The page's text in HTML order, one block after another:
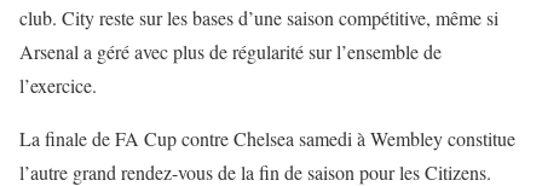
club. City reste sur les bases d’une saison compétitive, même si
Arsenal a géré avec plus de régularité sur l’ensemble de
l’exercice.
La finale de FA Cup contre Chelsea samedi à Wembley constitue
l’autre grand rendez-vous de la fin de saison pour les Citizens.